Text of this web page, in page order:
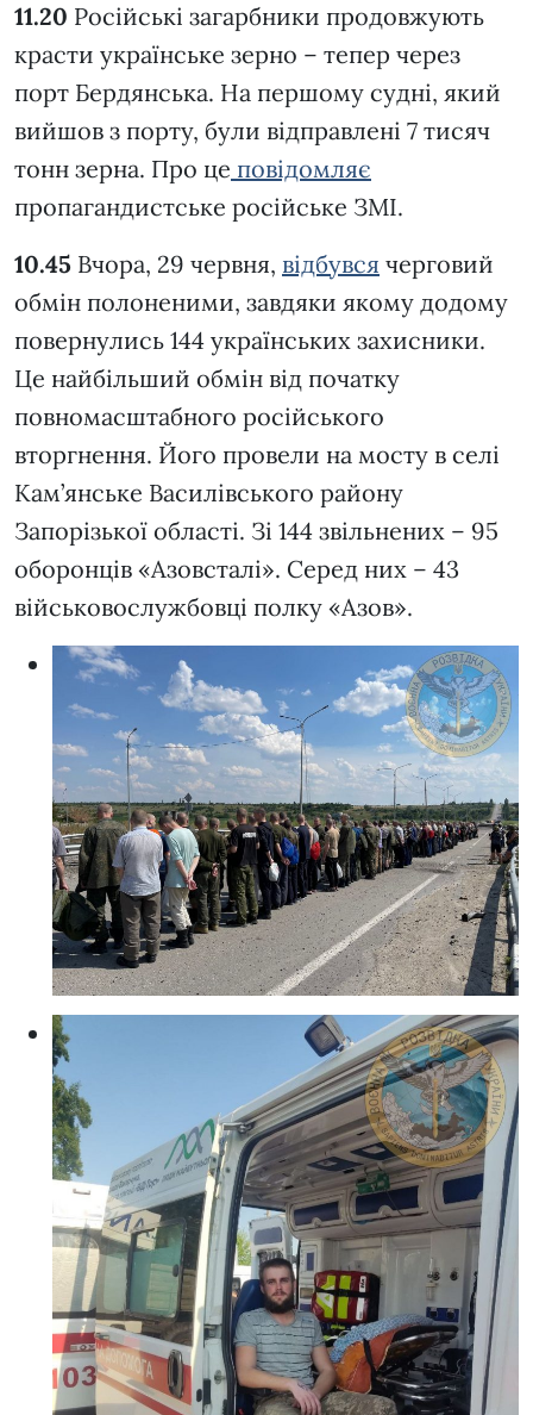
11.20 Російські загарбники продовжують
красти українське зерно – тепер через
порт Бердянська. На першому судні, який
вийшов з порту, були відправлені 7 тисяч
тонн зерна. Про це повідомляє
пропагандистське російське ЗМІ.
10.45 Вчора, 29 червня, відбувся черговий
обмін полоненими, завдяки якому додому
повернулись 144 українських захисники.
Це найбільший обмін від початку
повномасштабного російського
вторгнення. Його провели на мосту в селі
Кам’янське Василівського району
Запорізької області. Зі 144 звільнених – 95
оборонців «Азовсталі». Серед них – 43
військовослужбовці полку «Азов».